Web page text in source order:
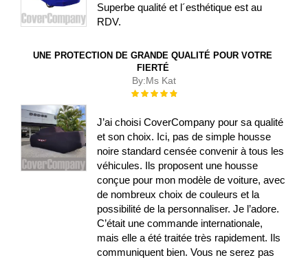
Superbe qualité et l´esthétique est au
RDV.
UNE PROTECTION DE GRANDE QUALITÉ POUR VOTRE
FIERTÉ
By:Ms Kat
Évaluation :
J’ai choisi CoverCompany pour sa qualité
et son choix. Ici, pas de simple housse
noire standard censée convenir à tous les
véhicules. Ils proposent une housse
conçue pour mon modèle de voiture, avec
de nombreux choix de couleurs et la
possibilité de la personnaliser. Je l’adore.
C’était une commande internationale,
mais elle a été traitée très rapidement. Ils
communiquent bien. Vous ne serez pas